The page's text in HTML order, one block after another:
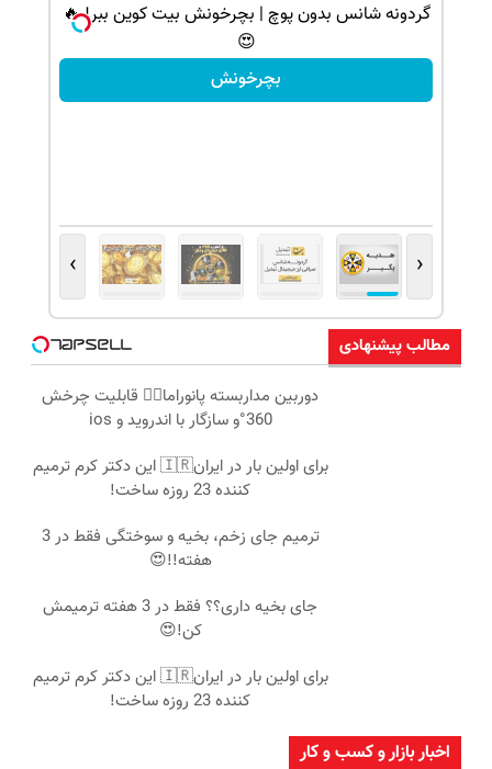
گردونه شانس بدون پوچ | بچرخونش بیت کوین ببر! 🔥
😍
بچرخونش
‹
›
مطالب پیشنهادی
دوربین مداربسته پانوراما👈🏻 قابلیت چرخش
360°و سازگار با اندروید و ios
برای اولین بار در ایران🇮🇷 این دکتر کرم ترمیم
کننده 23 روزه ساخت!
ترمیم جای زخم، بخیه و سوختگی فقط در 3
هفته!!😍
جای بخیه داری؟؟ فقط در 3 هفته ترمیمش
کن!😍
برای اولین بار در ایران🇮🇷 این دکتر کرم ترمیم
کننده 23 روزه ساخت!
اخبار بازار و کسب و کار